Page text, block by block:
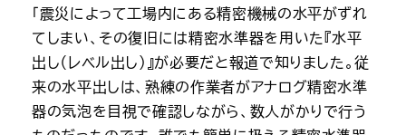
「震災によって工場内にある精密機械の水平がずれ
てしまい、その復旧には精密水準器を用いた『水平
出し（レベル出し）』が必要だと報道で知りました。従
来の水平出しは、熟練の作業者がアナログ精密水準
器の気泡を目視で確認しながら、数人がかりで行う